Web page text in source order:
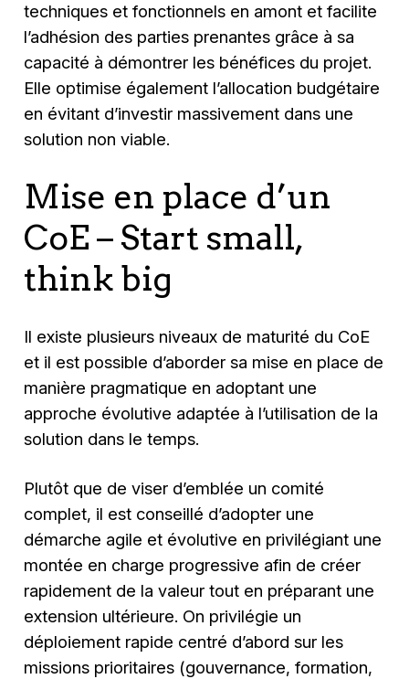
techniques et fonctionnels en amont et facilite
l’adhésion des parties prenantes grâce à sa
capacité à démontrer les bénéfices du projet.
Elle optimise également l’allocation budgétaire
en évitant d’investir massivement dans une
solution non viable.
Mise en place d’un
CoE – Start small,
think big
Il existe plusieurs niveaux de maturité du CoE
et il est possible d’aborder sa mise en place de
manière pragmatique en adoptant une
approche évolutive adaptée à l’utilisation de la
solution dans le temps.
Plutôt que de viser d’emblée un comité
complet, il est conseillé d’adopter une
démarche agile et évolutive en privilégiant une
montée en charge progressive afin de créer
rapidement de la valeur tout en préparant une
extension ultérieure. On privilégie un
déploiement rapide centré d’abord sur les
missions prioritaires (gouvernance, formation,